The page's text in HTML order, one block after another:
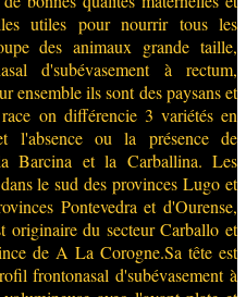
utiles pour nourrir tous les
des animaux grande taille,
d'subévasement à rectum,
ensemble ils sont des paysans et
on différencie 3 variétés en
l'absence ou la présence de
Barcina et la Carballina. Les
le sud des provinces Lugo et
Pontevedra et d'Ourense,
originaire du secteur Carballo et
de A La Corogne.Sa tête est
frontonasal d'subévasement à